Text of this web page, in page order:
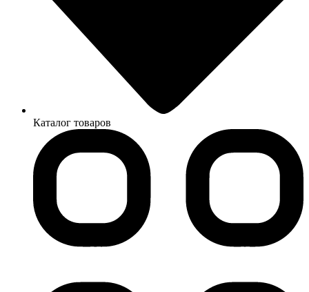
Каталог товаров